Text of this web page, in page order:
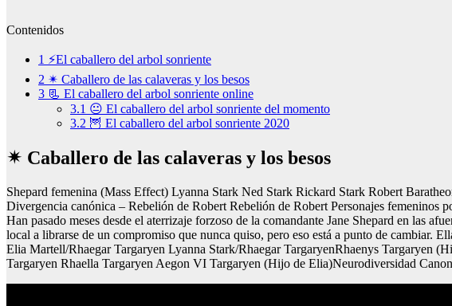
Contenidos
1 ⚡El caballero del arbol sonriente
2 ✴ Caballero de las calaveras y los besos
3 📃 El caballero del arbol sonriente online
3.1 😐 El caballero del arbol sonriente del momento
3.2 🦉 El caballero del arbol sonriente 2020
✴ Caballero de las calaveras y los besos
Shepard femenina (Mass Effect) Lyanna Stark Ned Stark Rickard Stark Robert
Divergencia canónica – Rebelión de Robert Rebelión de Robert Personajes femeninos
Han pasado meses desde el aterrizaje forzoso de la comandante Jane Shepard en las
local a librarse de un compromiso que nunca quiso, pero eso está a punto de cambiar.
Elia Martell/Rhaegar Targaryen Lyanna Stark/Rhaegar TargaryenRhaenys Targaryen
Targaryen Rhaella Targaryen Aegon VI Targaryen (Hijo de Elia)Neurodiversidad